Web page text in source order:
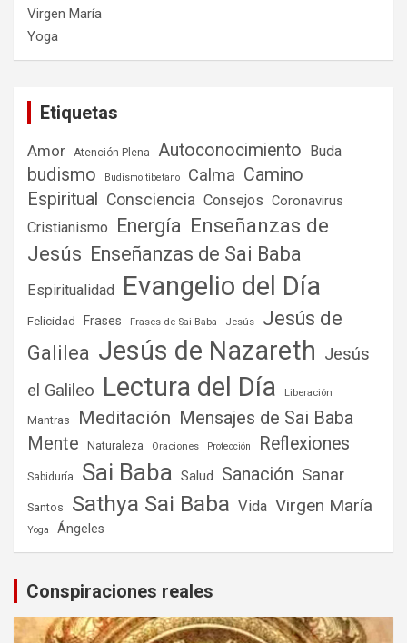
Virgen María
Yoga
Etiquetas
Amor Atención Plena Autoconocimiento Buda
budismo Budismo tibetano Calma Camino
Espiritual
Consciencia Consejos Coronavirus
Cristianismo Energía Enseñanzas de
Jesús Enseñanzas de Sai Baba
Espiritualidad Evangelio del Día
Felicidad Frases Frases de Sai Baba Jesús
Jesús de
Galilea Jesús de Nazareth Jesús
el Galileo Lectura del Día Liberación
Mantras Meditación Mensajes de Sai Baba
Mente
Naturaleza Oraciones Protección Reflexiones
Sabiduría Sai Baba Salud Sanación Sanar
Santos Sathya Sai Baba Vida Virgen María
Yoga Ángeles
Conspiraciones reales